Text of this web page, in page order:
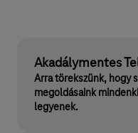
Akadálymentes
Arra törekszünk, hogy
megoldásaink
legyenek.